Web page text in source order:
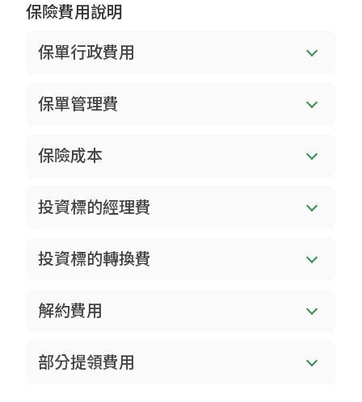
保險費用說明
保單行政費用
保單管理費
保險成本
投資標的經理費
投資標的轉換費
解約費用
部分提領費用